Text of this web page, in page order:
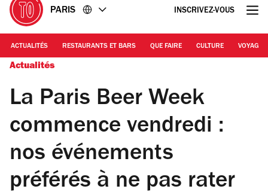
PARIS INSCRIVEZ-VOUS
ACTUALITÉS RESTAURANTS ET BARS QUE FAIRE CULTURE VOYAGE
Actualités
La Paris Beer Week
commence vendredi :
nos événements
préférés à ne pas rater